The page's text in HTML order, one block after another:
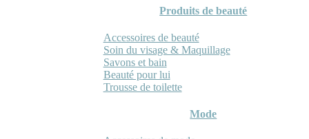
Produits de beauté
Accessoires de beauté
Soin du visage & Maquillage
Savons et bain
Beauté pour lui
Trousse de toilette
Mode